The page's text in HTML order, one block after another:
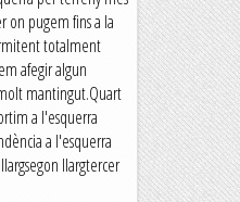
on pugem fins a la
totalment
afegir algun
mantingut.Quart
a l'esquerra
a l'esquerra
llargtercer